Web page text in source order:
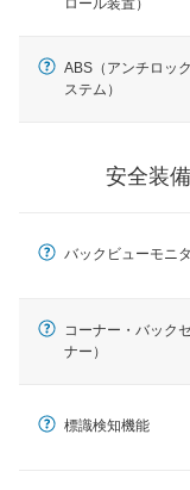
ABS（アンチロッ
ステム）
安全装
バックビューモニ
コーナー・バック
ナー）
標識検知機能